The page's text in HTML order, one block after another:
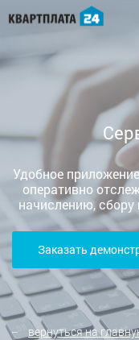
Удобное
оперативно
начислению,
Заказать
вернуться на